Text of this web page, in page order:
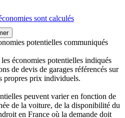
sont calculés
potentielles communiqués
économies potentielles indiqués
de devis de garages référencés sur
propres prix individuels.
peuvent varier en fonction de
de la voiture, de la disponibilité du
en France où la demande doit